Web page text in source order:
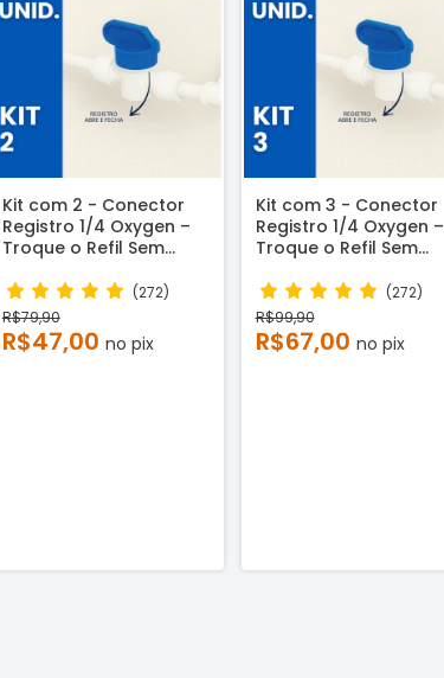
Kit com 2 - Conector
Registro 1/4 Oxygen –
Troque o Refil Sem
(272)
R$79,90
R$47,00 no pix
Kit com 3 - Conector
Registro 1/4 Oxygen –
Troque o Refil Sem
(272)
R$99,90
R$67,00 no pix